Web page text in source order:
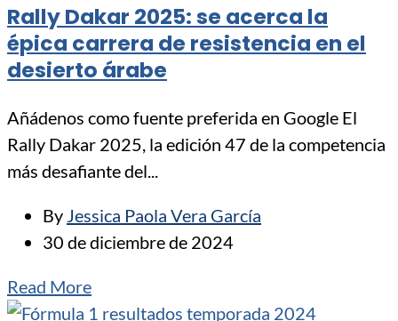
Rally Dakar 2025: se acerca la
épica carrera de resistencia en el
desierto árabe
Añádenos como fuente preferida en Google El
Rally Dakar 2025, la edición 47 de la competencia
más desafiante del...
By Jessica Paola Vera García
30 de diciembre de 2024
Read More